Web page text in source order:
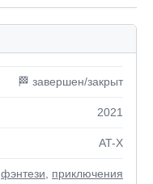
🏁 завершен/закрыт
2021
AT-X
фэнтези приключения